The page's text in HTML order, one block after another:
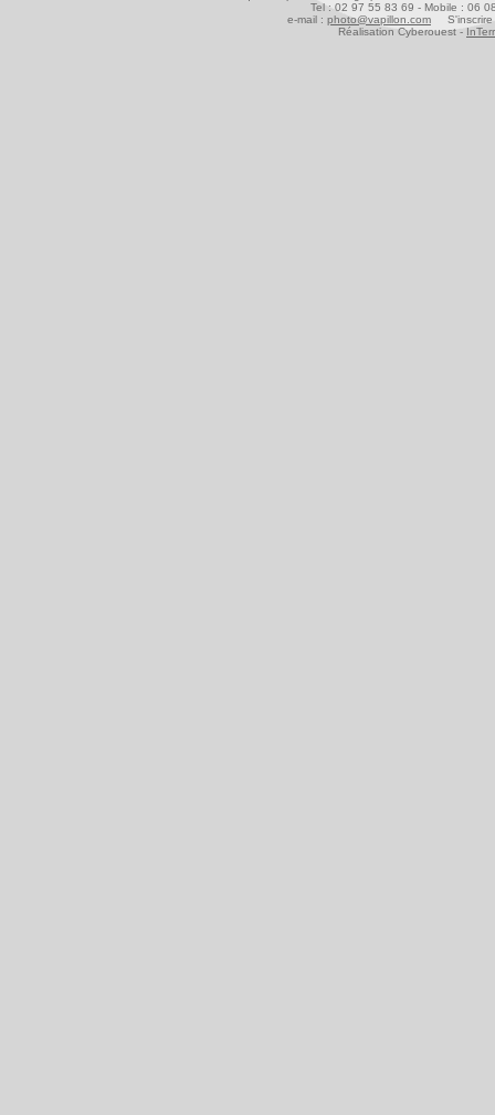
Tel : 02 97 55 83 69 - Mobile : 06
e-mail : photo@vapillon.com S'inscrire
Réalisation Cyberouest -